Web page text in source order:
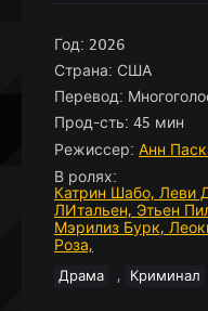
Год: 2026
Страна: США
Перевод:
Прод-сть: 45 мин
Режиссер: Анн
В ролях:
Катрин Шабо, Леви
ЛИтальен, Этьен
Мэрилиз Бурк,
Роза,
Драма , Криминал